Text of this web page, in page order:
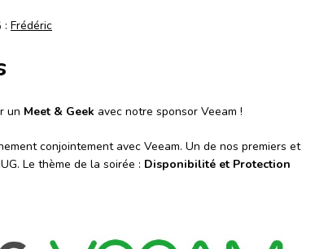
: Frédéric
un Meet & Geek avec notre sponsor Veeam !
conjointement avec Veeam. Un de nos premiers et
Le thème de la soirée : Disponibilité et Protection